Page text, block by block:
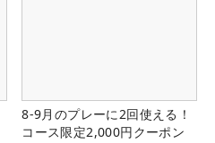
8-9月のプレーに2回使える！
コース限定2,000円クーポン